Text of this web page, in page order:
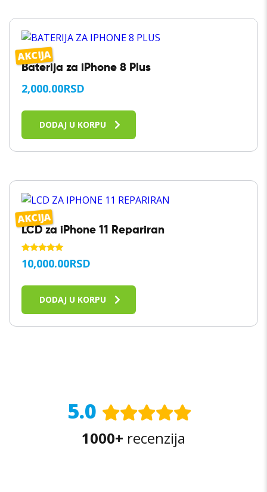
AKCIJA
Baterija za iPhone 8 Plus
2,000.00RSD
DODAJ U KORPU
AKCIJA
LCD za iPhone 11 Repariran
OCENJENO
SA
10,000.00RSD
DODAJ U KORPU
5.0
1000+ recenzija